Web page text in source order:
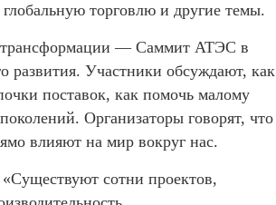
торговлю и другие темы.
трансформации — Саммит АТЭС в
развития. Участники обсуждают, как
поставок, как помочь малому
Организаторы говорят, что
влияют на мир вокруг нас.
сотни проектов,